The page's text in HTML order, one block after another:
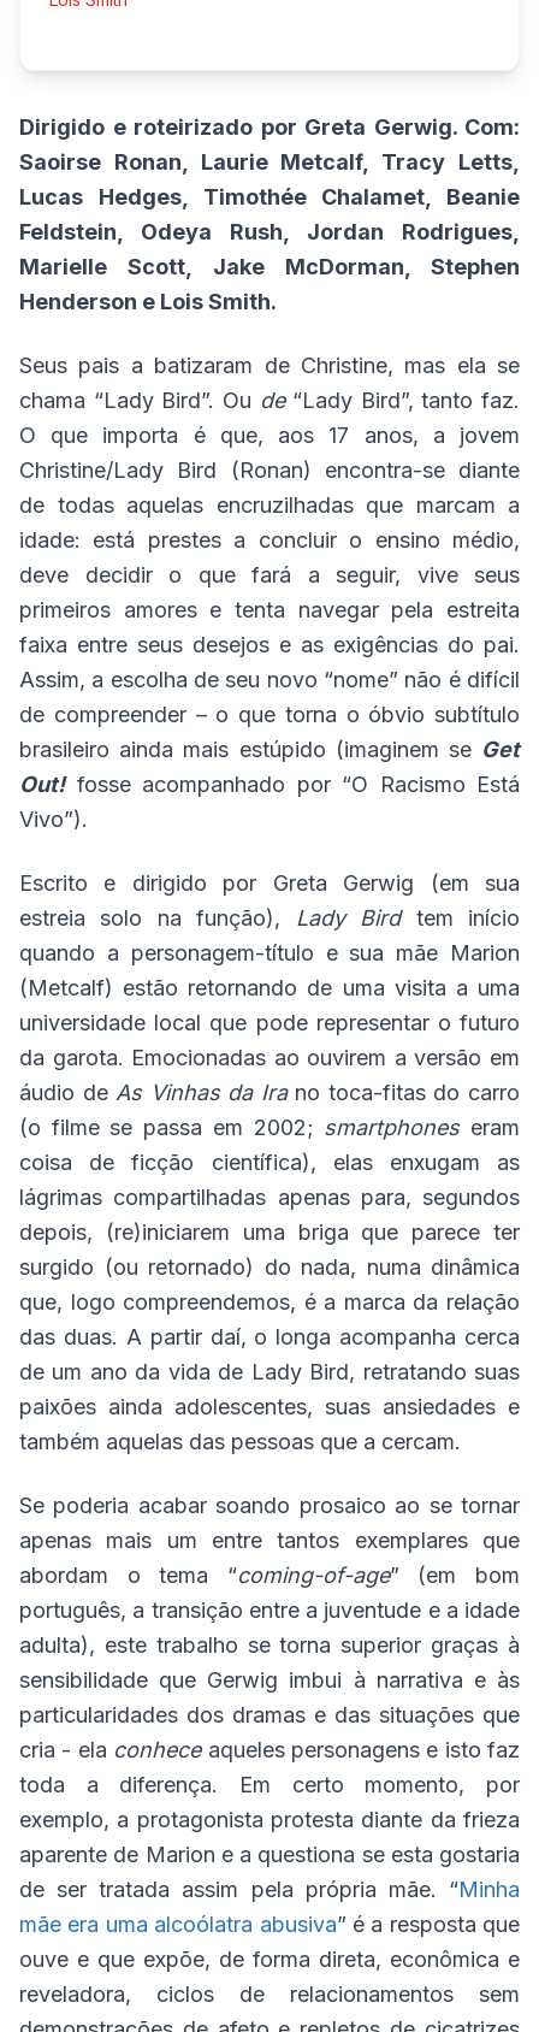
Dirigido e roteirizado por Greta Gerwig. Com:
Saoirse Ronan, Laurie Metcalf, Tracy Letts,
Lucas Hedges, Timothée Chalamet, Beanie
Feldstein, Odeya Rush, Jordan Rodrigues,
Marielle Scott, Jake McDorman, Stephen
Henderson e Lois Smith.
Seus pais a batizaram de Christine, mas ela se
chama “Lady Bird”. Ou de “Lady Bird”, tanto faz.
O que importa é que, aos 17 anos, a jovem
Christine/Lady Bird (Ronan) encontra-se diante
de todas aquelas encruzilhadas que marcam a
idade: está prestes a concluir o ensino médio,
deve decidir o que fará a seguir, vive seus
primeiros amores e tenta navegar pela estreita
faixa entre seus desejos e as exigências do pai.
Assim, a escolha de seu novo “nome” não é difícil
de compreender – o que torna o óbvio subtítulo
brasileiro ainda mais estúpido (imaginem se Get
Out!fosse acompanhado por “O Racismo Está
Vivo”).
Escrito e dirigido por Greta Gerwig (em sua
estreia solo na função),
Lady Birdtem início
quando a personagem-título e sua mãe Marion
(Metcalf) estão retornando de uma visita a uma
universidade local que pode representar o futuro
da garota. Emocionadas ao ouvirem a versão em
áudio de As Vinhas da Irano toca-fitas do carro
(o filme se passa em 2002; smartphoneseram
coisa de ficção científica), elas enxugam as
lágrimas compartilhadas apenas para, segundos
depois, (re)iniciarem uma briga que parece ter
surgido (ou retornado) do nada, numa dinâmica
que, logo compreendemos, é a marca da relação
das duas. A partir daí, o longa acompanha cerca
de um ano da vida de Lady Bird, retratando suas
paixões ainda adolescentes, suas ansiedades e
também aquelas das pessoas que a cercam.
Se poderia acabar soando prosaico ao se tornar
apenas mais um entre tantos exemplares que
abordam o tema “coming-of-age” (em bom
português, a transição entre a juventude e a idade
adulta), este trabalho se torna superior graças à
sensibilidade que Gerwig imbui à narrativa e às
particularidades dos dramas e das situações que
cria - ela conheceaqueles personagens e isto faz
toda a diferença. Em certo momento, por
exemplo, a protagonista protesta diante da frieza
aparente de Marion e a questiona se esta gostaria
de ser tratada assim pela própria mãe. “Minha
mãe era uma alcoólatra abusiva” é a resposta que
ouve e que expõe, de forma direta, econômica e
reveladora, ciclos de relacionamentos sem